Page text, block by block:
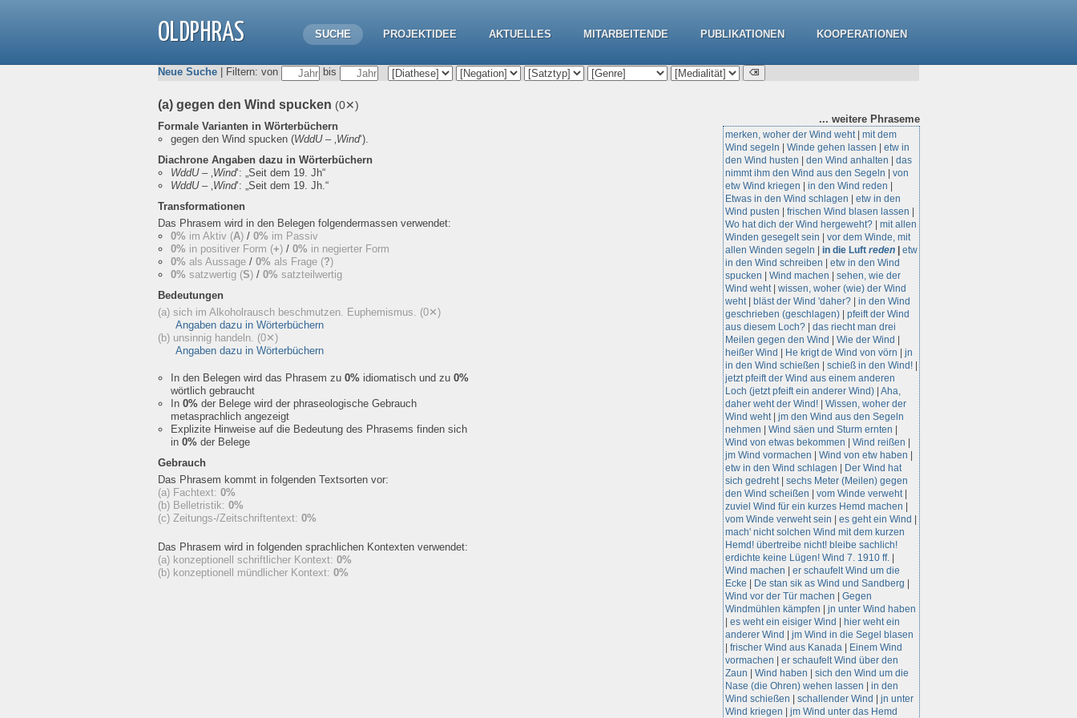
OLDPHRAS SUCHE PROJEKTIDEE AKTUELLES MITARBEITENDE PUBLIKATIONEN KOOPERATIONEN
Neue Suche | Filtern: von bis
(a) gegen den Wind spucken (0✕)
Formale Varianten in Wörterbüchern
gegen den Wind spucken (WddU– ‚Wind‘).
Diachrone Angaben dazu in Wörterbüchern
WddU– ‚Wind‘: „Seit dem 19. Jh“
WddU– ‚Wind‘: „Seit dem 19. Jh.“
Transformationen
Das Phrasem wird in den Belegen folgendermassen verwendet:
0% im Aktiv (A) / 0% im Passiv
0% in positiver Form (+) / 0% in negierter Form
0% als Aussage / 0% als Frage (?)
0% satzwertig (S) / 0% satzteilwertig
Bedeutungen
(a) sich im Alkoholrausch beschmutzen. Euphemismus. (0✕)
Angaben dazu in Wörterbüchern
(b) unsinnig handeln. (0✕)
Angaben dazu in Wörterbüchern
In den Belegen wird das Phrasem zu 0% idiomatisch und zu 0%
wörtlich gebraucht
In 0% der Belege wird der phraseologische Gebrauch
metasprachlich angezeigt
Explizite Hinweise auf die Bedeutung des Phrasems finden sich
in 0% der Belege
Gebrauch
Das Phrasem kommt in folgenden Textsorten vor:
(a) Fachtext: 0%
(b) Belletristik: 0%
(c) Zeitungs-/Zeitschriftentext: 0%
Das Phrasem wird in folgenden sprachlichen Kontexten verwendet:
(a) konzeptionell schriftlicher Kontext: 0%
(b) konzeptionell mündlicher Kontext: 0%
... weitere Phraseme
merken, woher der Wind weht| mit dem
Wind segeln
Winde gehen lassen
etw in
den Wind husten
den Wind anhalten
das
nimmt ihm den Wind aus den Segeln
von
etw Wind kriegen
in den Wind reden
Etwas in den Wind schlagen
etw in den
Wind pusten
frischen Wind blasen lassen
Wo hat dich der Wind hergeweht?
mit allen
Winden gesegelt sein
vor dem Winde, mit
allen Winden segeln
in die Luft reden
etw
in den Wind schreiben
etw in den Wind
spucken
Wind machen
sehen, wie der
Wind weht| wissen, woher (wie) der Wind
weht| bläst der Wind 'daher?
in den Wind
geschrieben (geschlagen)
pfeift der Wind
aus diesem Loch?
das riecht man drei
Meilen gegen den Wind
Wie der Wind
heißer Wind
He krigt de Wind von vörn
jn
in den Wind schießen
schieß in den Wind!
jetzt pfeift der Wind aus einem anderen
Loch (jetzt pfeift ein anderer Wind) Aha,
daher weht der Wind!
Wissen, woher der
Wind weht| jm den Wind aus den Segeln
nehmen
Wind säen und Sturm ernten
Wind von etwas bekommen
Wind reißen
jm Wind vormachen
Wind von etw haben
etw in den Wind schlagen
Der Wind hat
sich gedreht| sechs Meter (Meilen) gegen
den Wind scheißen
vom Winde verweht|
zuviel Wind für ein kurzes Hemd machen
vom Winde verweht sein
es geht ein Wind
mach' nicht solchen Wind mit dem kurzen
Hemd! übertreibe nicht! bleibe sachlich!
erdichte keine Lügen! Wind 7. 1910 ff.
Wind machen
er schaufelt Wind um die
Ecke
De stan sik as Wind und Sandberg
Wind vor der Tür machen
Gegen
Windmühlen kämpfen
jn unter Wind haben
es weht ein eisiger Wind
hier weht ein
anderer Wind
jm Wind in die Segel blasen
frischer Wind aus Kanada
Einem Wind
vormachen
er schaufelt Wind über den
Zaun
Wind haben
sich den Wind um die
Nase (die Ohren) wehen lassen
in den
Wind schießen
schallender Wind
jn unter
Wind kriegen
jm Wind unter das Hemd